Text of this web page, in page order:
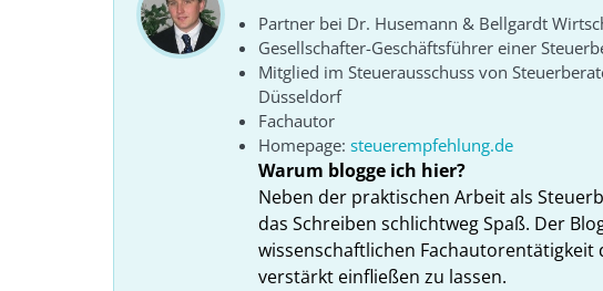
Partner bei Dr. Husemann & Bellgardt
Gesellschafter-Geschäftsführer einer
Mitglied im Steuerausschuss von
Düsseldorf
Fachautor
Homepage: steuerempfehlung.de
Warum blogge ich hier?
Neben der praktischen Arbeit als
das Schreiben schlichtweg Spaß. Der
wissenschaftlichen
verstärkt einfließen zu lassen.